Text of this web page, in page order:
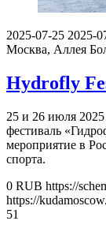
2025-07-25 2025-
Москва, Аллея
Hydrofly
25 и 26 июля
фестиваль
мероприятие в
спорта.
0 RUB https://
https://
51